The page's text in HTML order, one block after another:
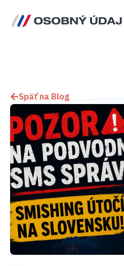
Späť na Blog